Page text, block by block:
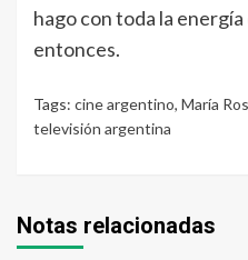
hago con toda la
entonces.
Tags: cine argentino, María
televisión argentina
Notas relacionadas